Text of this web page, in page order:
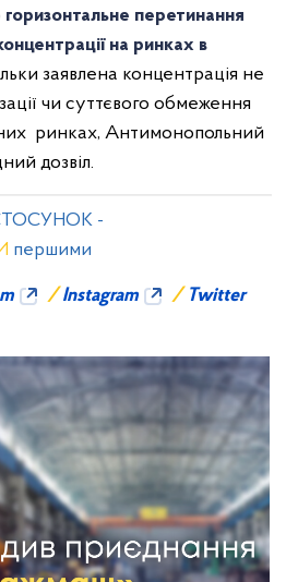
горизонтальне перетинання
на ринках в
заявлена концентрація не
чи суттєвого обмеження
ринках, Антимонопольний
дозвіл.
-
першими
/ Instagram / Twitter